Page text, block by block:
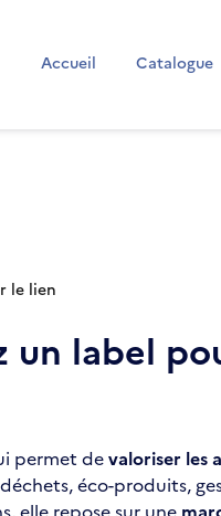
Accueil Catalogue
le lien
un label
permet devaloriser les
éco-produits,